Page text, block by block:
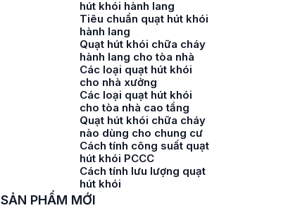
hút khói hành lang
Tiêu chuẩn quạt hút khói
hành lang
Quạt hút khói chữa cháy
hành lang cho tòa nhà
Các loại quạt hút khói
cho nhà xưởng
Các loại quạt hút khói
cho tòa nhà cao tầng
Quạt hút khói chữa cháy
nào dùng cho chung cư
Cách tính công suất quạt
hút khói PCCC
Cách tính lưu lượng quạt
hút khói
SẢN PHẨM MỚI